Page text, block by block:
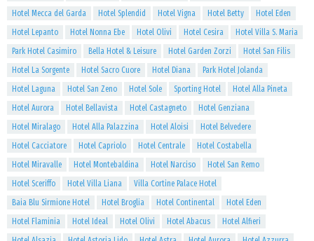
Hotel Mecca del Garda Hotel Splendid Hotel Vigna Hotel Betty
Hotel Eden
Hotel Lepanto
Hotel Nonna Ebe Hotel Olivi Hotel Cesira
Hotel Villa S. Maria
Park Hotel Casimiro
Bella Hotel & Leisure Hotel Garden Zorzi
Hotel San Filis
Hotel La Sorgente
Hotel Sacro Cuore Hotel Diana
Park Hotel Jolanda
Hotel Laguna
Hotel San Zeno Hotel Sole Sporting Hotel
Hotel Alla Pineta
Hotel Aurora
Hotel Bellavista Hotel Castagneto
Hotel Genziana
Hotel Miralago
Hotel Alla Palazzina Hotel Aloisi
Hotel Belvedere
Hotel Cacciatore
Hotel Capriolo Hotel Centrale
Hotel Costabella
Hotel Miravalle
Hotel Montebaldina Hotel Narciso
Hotel San Remo
Hotel Sceriffo
Hotel Villa Liana
Villa Cortine Palace Hotel
Baia Blu Sirmione Hotel
Hotel Broglia Hotel Continental
Hotel Eden
Hotel Flaminia
Hotel Ideal Hotel Olivi Hotel Abacus
Hotel Alfieri